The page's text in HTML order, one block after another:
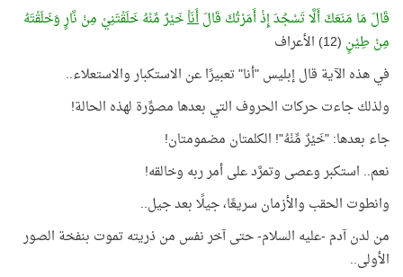
قَالَ مَا مَنَعَكَ أَلَّا تَسْجُدَ إِذْ أَمَرْتُكَ قَالَأَنَاْخَيْرٌ مِّنْهُ خَلَقْتَنِيْ مِنْ نَّارٍ وَخَلَقْتَهُ
مِنْ طِيْنٍ (12) الأعراف
في هذه الآية قال إبليس "أنا" تعبيرًا عن الاستكبار والاستعلاء..
ولذلك جاءت حركات الحروف التي بعدها مصوِّرة لهذه الحالة!
جاء بعدها: "خَيْرٌ مِّنْهُ"! الكلمتان مضمومتان!
نعم.. استكبر وعصى وتمرَّد على أمر ربه وخالقه!
وانطوت الحقب والأزمان سريعًا، جيلًا بعد جيل..
من لدن آدم -عليه السلام- حتى آخر نفس من ذريته تموت بنفخة الصور
الأولى..